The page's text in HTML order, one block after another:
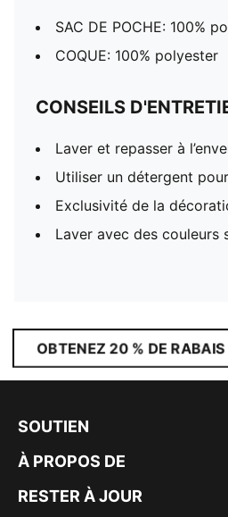
SAC DE POCHE: 100%
COQUE: 100% polyester
CONSEILS
Laver et repasser à
Utiliser un détergent
Exclusivité de la
Laver avec des couleurs
OBTENEZ 20 % DE RABAIS
SOUTIEN
À PROPOS DE
RESTER À JOUR